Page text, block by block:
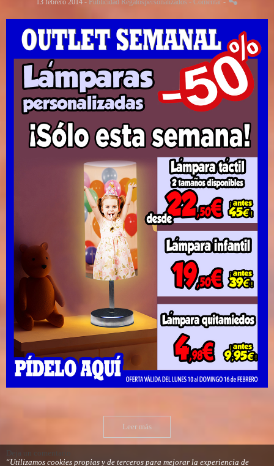
13 febrero 2014 - Publicidad Regalospersonalizados - Comentar -
Leer más
Deja un comentario
“Utilizamos cookies propias y de terceros para mejorar la experiencia de